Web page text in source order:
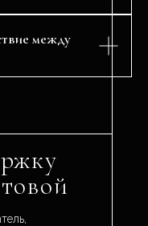
между